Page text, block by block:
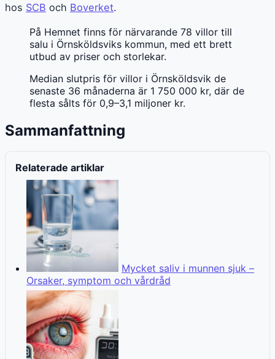
hos SCB och Boverket.
På Hemnet finns för närvarande 78 villor till
salu i Örnsköldsviks kommun, med ett brett
utbud av priser och storlekar.
Median slutpris för villor i Örnsköldsvik de
senaste 36 månaderna är 1 750 000 kr, där de
flesta sålts för 0,9–3,1 miljoner kr.
Sammanfattning
Relaterade artiklar
Mycket saliv i munnen sjuk –
Orsaker, symptom och vårdråd